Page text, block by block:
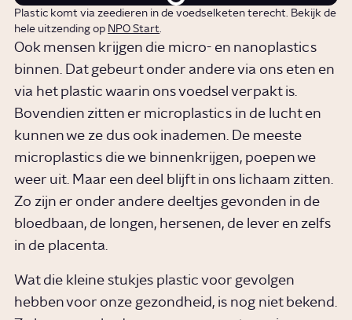
Plastic komt via zeedieren in de voedselketen terecht. Bekijk de
hele uitzending op NPO Start
Ook mensen krijgen die micro- en nanoplastics
binnen. Dat gebeurt onder andere via ons eten en
via het plastic waarin ons voedsel verpakt is.
Bovendien zitten er microplastics in de lucht en
kunnen we ze dus ook inademen. De meeste
microplastics die we binnenkrijgen, poepen we
weer uit. Maar een deel blijft in ons lichaam zitten.
Zo zijn er onder andere deeltjes gevonden in de
bloedbaan, de longen, hersenen, de lever en zelfs
in de placenta.
Wat die kleine stukjes plastic voor gevolgen
hebben voor onze gezondheid, is nog niet bekend.